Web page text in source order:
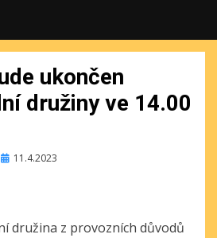
ukončen
družiny ve 14.00
Publikováno
11.4.2023
družina z provozních důvodů